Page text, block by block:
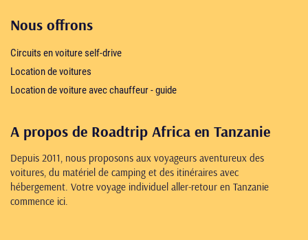
Nous offrons
Circuits en voiture self-drive
Location de voitures
Location de voiture avec chauffeur - guide
A propos de Roadtrip Africa en Tanzanie
Depuis 2011, nous proposons aux voyageurs aventureux des
voitures, du matériel de camping et des itinéraires avec
hébergement. Votre voyage individuel aller-retour en Tanzanie
commence ici.